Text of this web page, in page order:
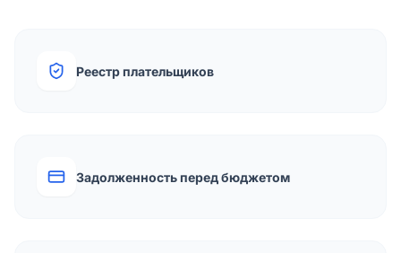
Реестр плательщиков
Задолженность перед бюджетом